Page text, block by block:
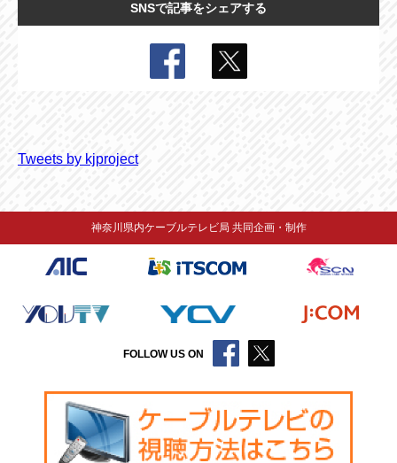
SNSで記事をシェアする
Tweets by kjproject
神奈川県内ケーブルテレビ局 共同企画・制作
FOLLOW US ON